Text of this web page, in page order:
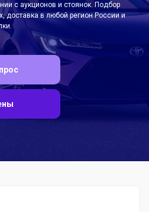
с аукционов и стоянок. Подбор
доставка в любой регион России и